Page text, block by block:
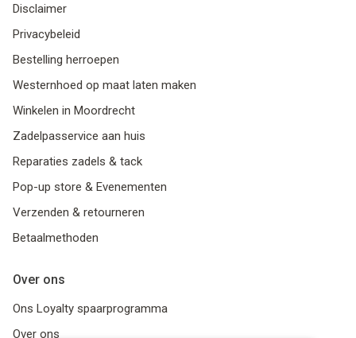
Disclaimer
Privacybeleid
Bestelling herroepen
Westernhoed op maat laten maken
Winkelen in Moordrecht
Zadelpasservice aan huis
Reparaties zadels & tack
Pop-up store & Evenementen
Verzenden & retourneren
Betaalmethoden
Over ons
Ons Loyalty spaarprogramma
Over ons